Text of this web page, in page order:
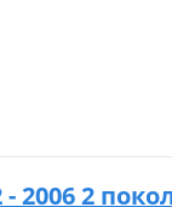
2006 2